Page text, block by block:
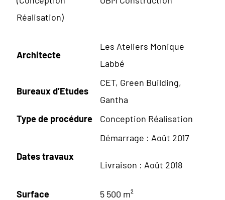
Réalisation)
Architecte
Les Ateliers Monique
Labbé
Bureaux d’Etudes
CET, Green Building,
Gantha
Type de procédure
Conception Réalisation
Dates travaux
Démarrage : Août 2017
Livraison : Août 2018
Surface 5 500 m²